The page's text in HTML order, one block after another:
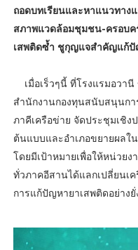
ถอดบทเรียนและหาแนวทาง
สภาพแวดล้อมชุมชน-ครอบค
เสพติดซ้ำ ชูกุญแจสำคัญแก้ปั
เมื่อเร็วๆนี้ ที่โรงแรมอวา
สำนักงานกองทุนสนับสนุนกา
ภาคีเครือข่าย จัดประชุมเชิ
ต้นแบบและอำเภอขยายผลใ
โดยมีเป้าหมายเพื่อให้หน่วยง
ทั่วภาคอีสานได้แลกเปลี่ยนเ
การแก้ปัญหายาเสพติดอย่าง